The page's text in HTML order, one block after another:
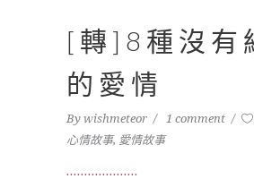
[轉]8種沒有
的愛情
By wishmeteor 1 comment
心情故事, 愛情故事